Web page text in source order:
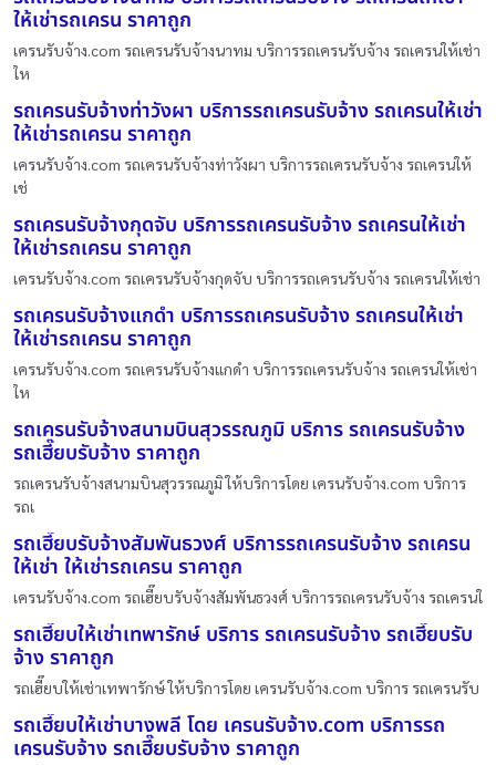
ให้เช่ารถเครน ราคาถูก
เครนรับจ้าง.com รถเครนรับจ้างนาทม บริการรถเครนรับจ้าง รถเครนให้เช่า
ให
รถเครนรับจ้างท่าวังผา บริการรถเครนรับจ้าง รถเครนให้เช่า
ให้เช่ารถเครน ราคาถูก
เครนรับจ้าง.com รถเครนรับจ้างท่าวังผา บริการรถเครนรับจ้าง รถเครนให้
เช่
รถเครนรับจ้างกุดจับ บริการรถเครนรับจ้าง รถเครนให้เช่า
ให้เช่ารถเครน ราคาถูก
เครนรับจ้าง.com รถเครนรับจ้างกุดจับ บริการรถเครนรับจ้าง รถเครนให้เช่า
รถเครนรับจ้างแกดำ บริการรถเครนรับจ้าง รถเครนให้เช่า
ให้เช่ารถเครน ราคาถูก
เครนรับจ้าง.com รถเครนรับจ้างแกดำ บริการรถเครนรับจ้าง รถเครนให้เช่า
ให
รถเครนรับจ้างสนามบินสุวรรณภูมิ บริการ รถเครนรับจ้าง
รถเฮี๊ยบรับจ้าง ราคาถูก
รถเครนรับจ้างสนามบินสุวรรณภูมิ ให้บริการโดย เครนรับจ้าง.com บริการ
รถเ
รถเฮี๊ยบรับจ้างสัมพันธวงศ์ บริการรถเครนรับจ้าง รถเครน
ให้เช่า ให้เช่ารถเครน ราคาถูก
เครนรับจ้าง.com รถเฮี๊ยบรับจ้างสัมพันธวงศ์ บริการรถเครนรับจ้าง รถเครนใ
รถเฮี๊ยบให้เช่าเทพารักษ์ บริการ รถเครนรับจ้าง รถเฮี๊ยบรับ
จ้าง ราคาถูก
รถเฮี๊ยบให้เช่าเทพารักษ์ ให้บริการโดย เครนรับจ้าง.com บริการ รถเครนรับ
รถเฮี๊ยบให้เช่าบางพลี โดย เครนรับจ้าง.com บริการรถ
เครนรับจ้าง รถเฮี๊ยบรับจ้าง ราคาถูก